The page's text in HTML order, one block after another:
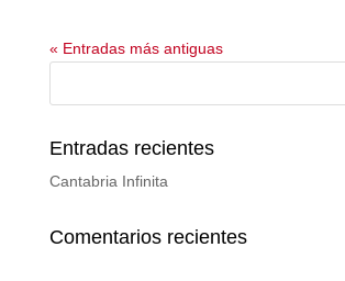
« Entradas más antiguas
Entradas recientes
Cantabria Infinita
Comentarios recientes